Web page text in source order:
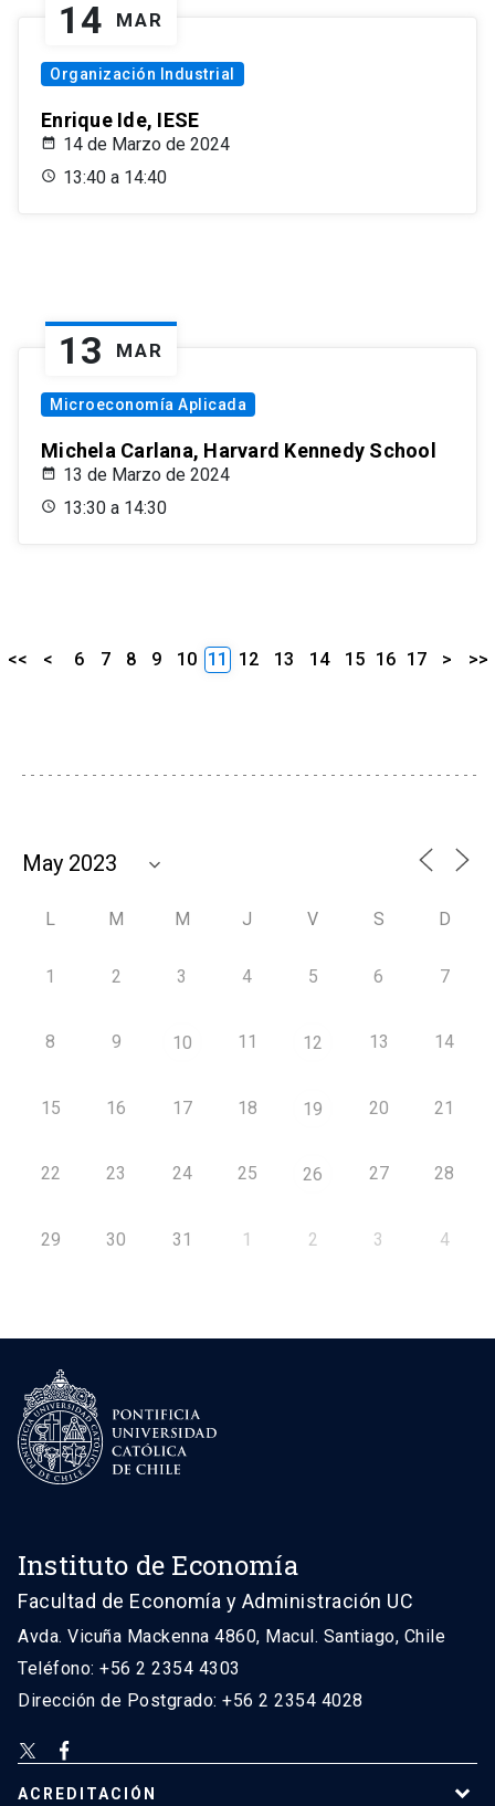
14 MAR
Organización Industrial
Enrique Ide, IESE
14 de Marzo de 2024
13:40 a 14:40
13 MAR
Microeconomía Aplicada
Michela Carlana, Harvard Kennedy School
13 de Marzo de 2024
13:30 a 14:30
<< < 6 7 8 9 10 11 12 13 14 15 16 17 > >>
L M M J V S D
1 2 3 4 5 6 7
8 9 10 11 12 13 14
15 16 17 18 19 20 21
22 23 24 25 26 27 28
29 30 31 1 2 3 4
Instituto de Economía
Facultad de Economía y Administración UC
Avda. Vicuña Mackenna 4860, Macul. Santiago, Chile
Teléfono: +56 2 2354 4303
Dirección de Postgrado: +56 2 2354 4028
ACREDITACIÓN